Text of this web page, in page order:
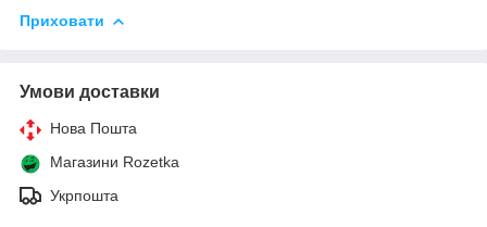
Приховати
Умови доставки
Нова Пошта
Магазини Rozetka
Укрпошта